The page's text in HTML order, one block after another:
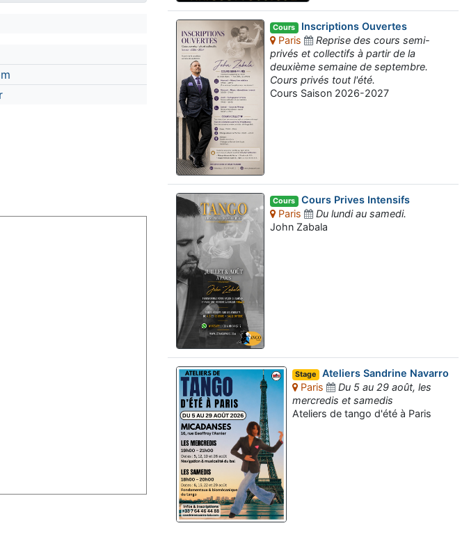
Cours Inscriptions Ouvertes
Paris
Reprise des cours semi-
privés et collectifs à partir de la
deuxième semaine de septembre.
Cours privés tout l'été.
Cours Saison 2026-2027
Cours Cours Prives Intensifs
Paris
Du lundi au samedi.
John Zabala
Stage Ateliers Sandrine Navarro
Paris
Du 5 au 29 août, les
mercredis et samedis
Ateliers de tango d'été à Paris
Assistant tango-argentin.fr
Questions sur les milongas, cours et stages